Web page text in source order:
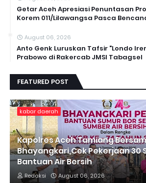
Getar Aceh Apresiasi Penuntasan
Korem 011/Lilawangsa Pasca
August 06, 2026
Anto Genk Luruskan Tafsir "Londo
Prabowo di Rakercab JMSI Tabagsel
FEATURED POST
kabar daerah
Kapolres Aceh Tamiang
Bhayangkari,Cek Pekerjaan 30
Bantuan Air Bersih
Redaksi August 06, 2026